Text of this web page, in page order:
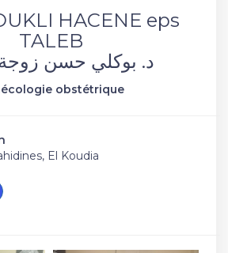
HACENE eps
TALEB
د. بوكلي حسن
obstétrique
El Koudia